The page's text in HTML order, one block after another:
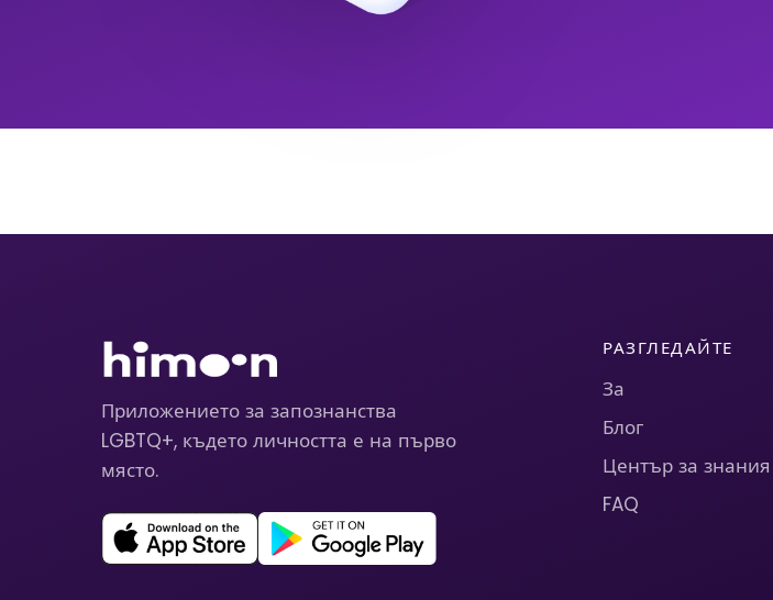
Приложението за запознанства
LGBTQ+, където личността е на първо
място.
РАЗГЛЕДАЙТЕ
За
Блог
Център за знания
FAQ